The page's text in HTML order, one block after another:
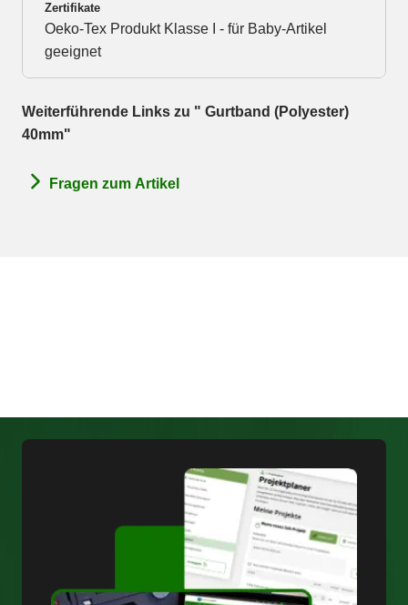
Zertifikate
Oeko-Tex Produkt Klasse I - für Baby-Artikel
geeignet
Weiterführende Links zu " Gurtband (Polyester)
40mm"
Fragen zum Artikel